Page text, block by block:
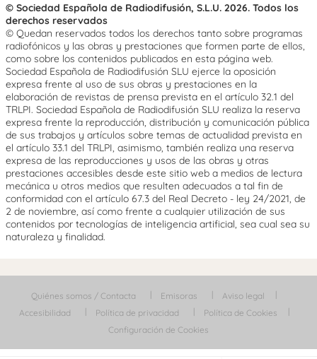
© Sociedad Española de Radiodifusión, S.L.U. 2026. Todos los
derechos reservados
© Quedan reservados todos los derechos tanto sobre programas
radiofónicos y las obras y prestaciones que formen parte de ellos,
como sobre los contenidos publicados en esta página web.
Sociedad Española de Radiodifusión SLU ejerce la oposición
expresa frente al uso de sus obras y prestaciones en la
elaboración de revistas de prensa prevista en el artículo 32.1 del
TRLPI. Sociedad Española de Radiodifusión SLU realiza la reserva
expresa frente la reproducción, distribución y comunicación pública
de sus trabajos y artículos sobre temas de actualidad prevista en
el artículo 33.1 del TRLPI, asimismo, también realiza una reserva
expresa de las reproducciones y usos de las obras y otras
prestaciones accesibles desde este sitio web a medios de lectura
mecánica u otros medios que resulten adecuados a tal fin de
conformidad con el artículo 67.3 del Real Decreto - ley 24/2021, de
2 de noviembre, así como frente a cualquier utilización de sus
contenidos por tecnologías de inteligencia artificial, sea cual sea su
naturaleza y finalidad.
Quiénes somos / Contacta Emisoras
Aviso legal
Accesibilidad
Política de privacidad
Política de Cookies
Configuración de Cookies